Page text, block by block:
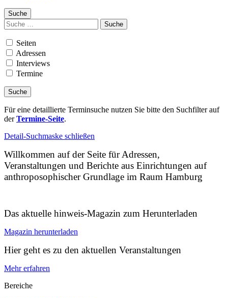
Suche
Suchen
nach:
Seiten
Adressen
Interviews
Termine
Für eine detaillierte Terminsuche nutzen Sie bitte den Suchfilter auf
derTermine-Seite.
Detail-Suchmaske schließen
Willkommen auf der Seite für Adressen,
Veranstaltungen und Berichte aus Einrichtungen auf
anthroposophischer Grundlage im Raum Hamburg
Das aktuelle hinweis-Magazin zum Herunterladen
Magazin herunterladen
Hier geht es zu den aktuellen Veranstaltungen
Mehr erfahren
Bereiche